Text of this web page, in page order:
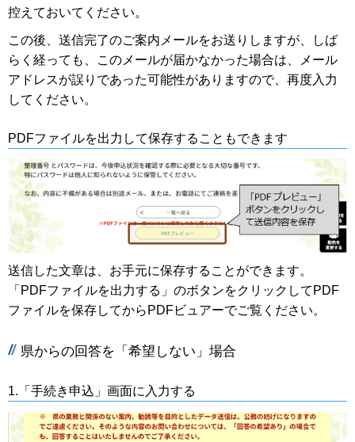
控えておいてください。
この後、送信完了のご案内メールをお送りしますが、しば
らく経っても、このメールが届かなかった場合は、メール
アドレスが誤りであった可能性がありますので、再度入力
してください。
PDFファイルを出力して保存することもできます
送信した文章は、お手元に保存することができます。
「PDFファイルを出力する」のボタンをクリックしてPDF
ファイルを保存してからPDFビュアーでご覧ください。
県からの回答を「希望しない」場合
1.「手続き申込」画面に入力する